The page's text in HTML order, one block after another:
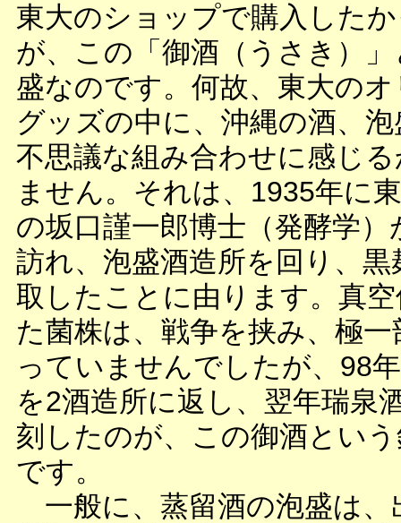
東大のショップで購入した
が、この「御酒（うさき）
盛なのです。何故、東大の
グッズの中に、沖縄の酒、
不思議な組み合わせに感じ
ません。それは、1935年に
の坂口謹一郎博士（発酵学）
訪れ、泡盛酒造所を回り、黒
取したことに由ります。真
た菌株は、戦争を挟み、極
っていませんでしたが、98
を2酒造所に返し、翌年瑞泉
刻したのが、この御酒とい
です。
一般に、蒸留酒の泡盛は、